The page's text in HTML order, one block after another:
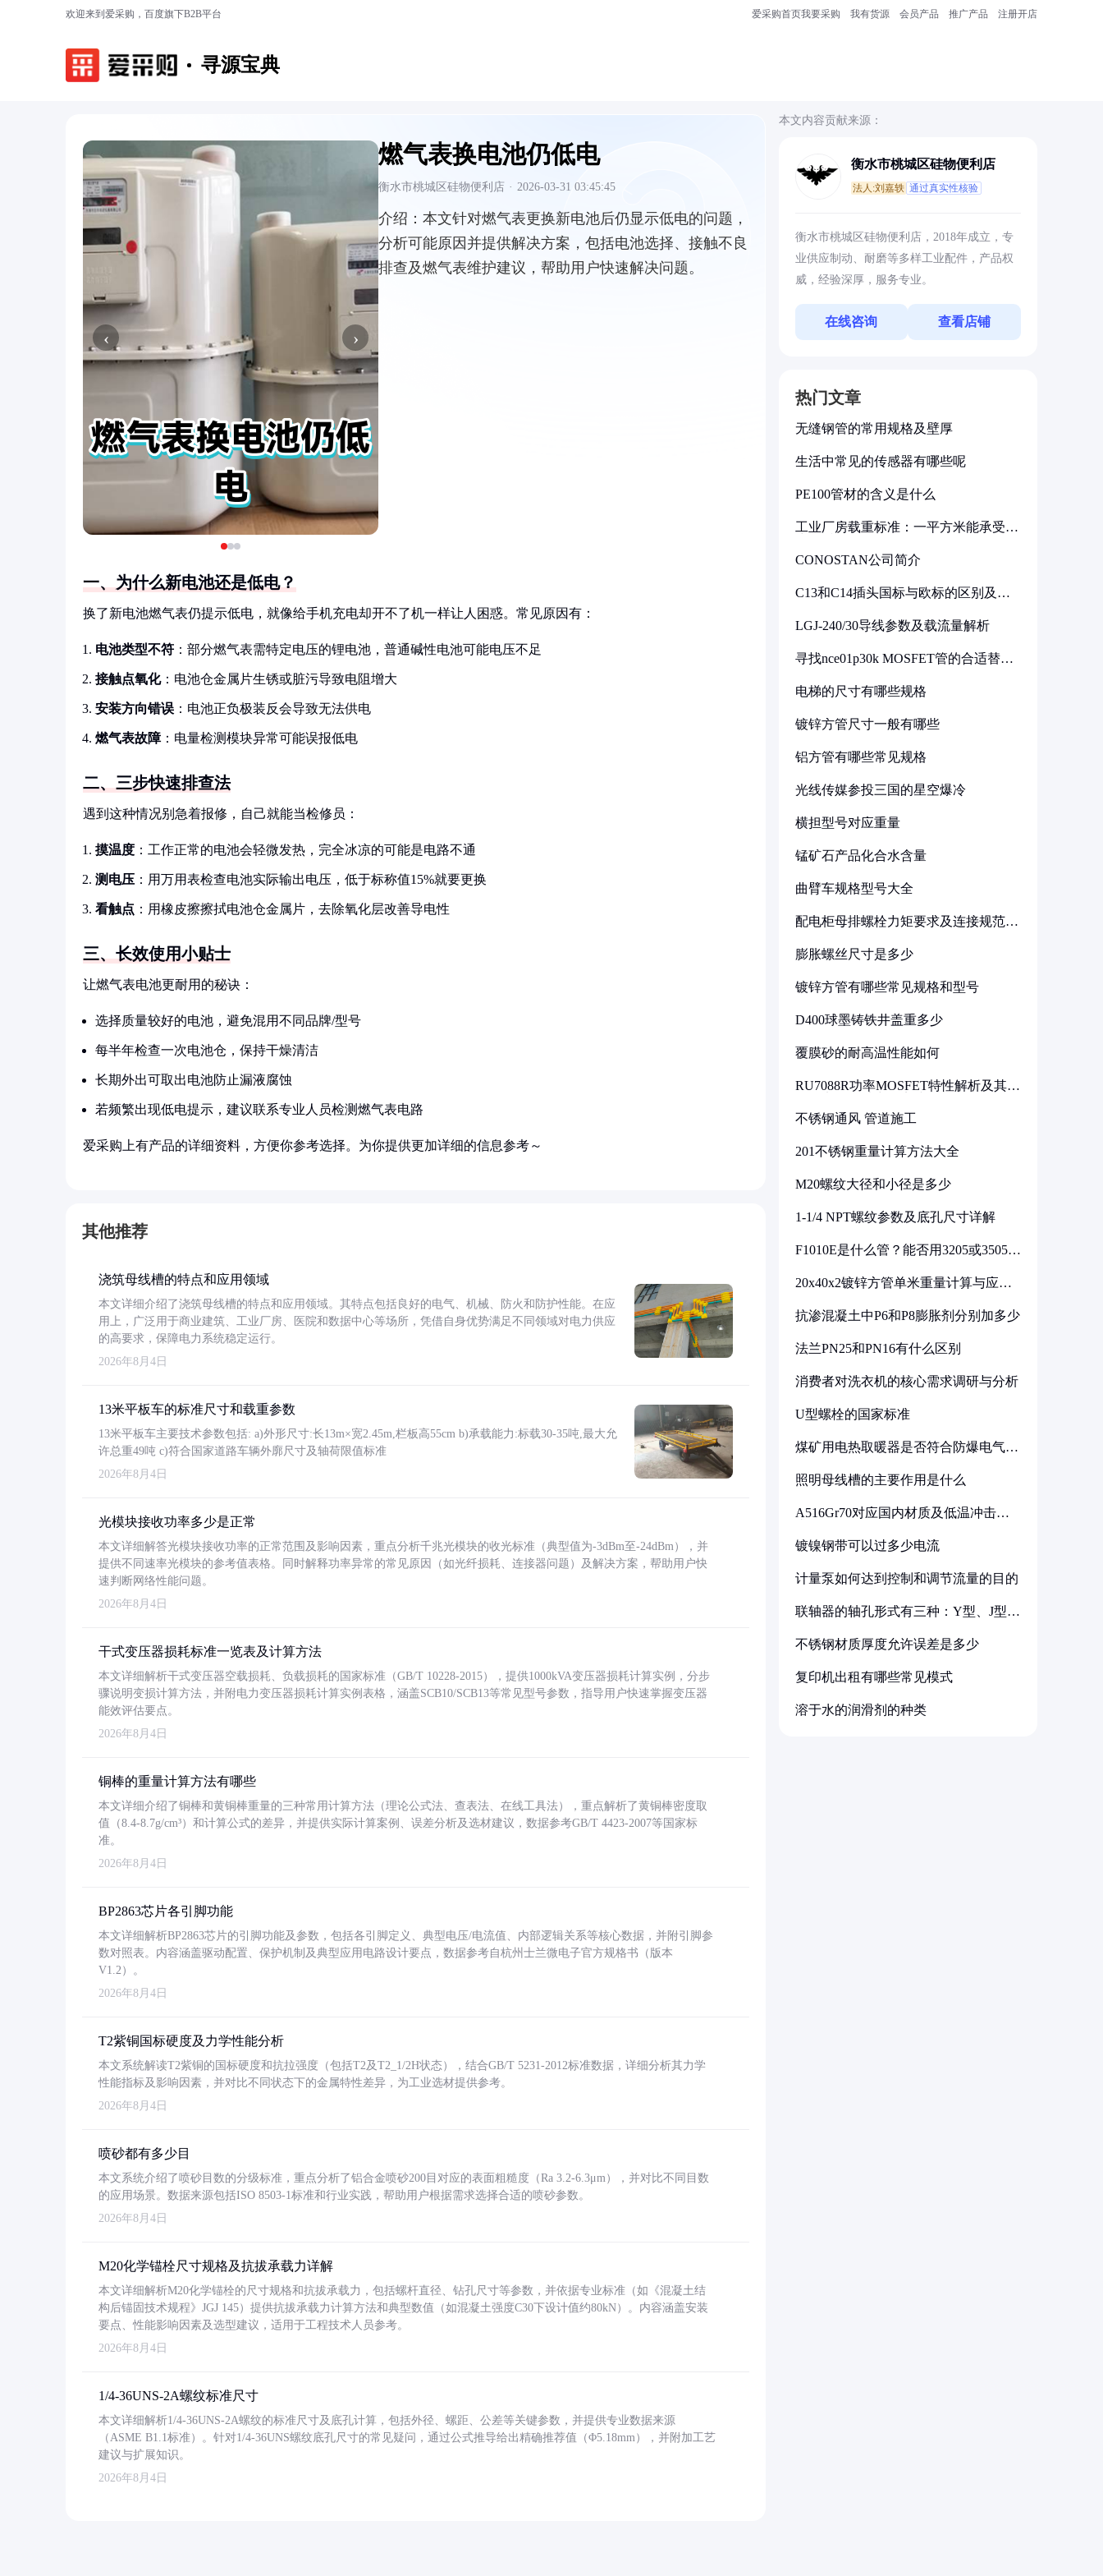
欢迎来到爱采购，百度旗下B2B平台 爱采购首页我要采购 我有货源 会员产品 推广产品 注册开店
寻源宝典
‹ ›
燃气表换电池仍低电
衡水市桃城区硅物便利店 · 2026-03-31 03:45:45
介绍： 本文针对燃气表更换新电池后仍显示低电的问题，
分析可能原因并提供解决方案，包括电池选择、接触不良
排查及燃气表维护建议，帮助用户快速解决问题。
一、为什么新电池还是低电？
换了新电池燃气表仍提示低电，就像给手机充电却开不了机一样让人困惑。常见原因有：
电池类型不符 ：部分燃气表需特定电压的锂电池，普通碱性电池可能电压不足
接触点氧化：电池仓金属片生锈或脏污导致电阻增大
安装方向错误 ：电池正负极装反会导致无法供电
燃气表故障：电量检测模块异常可能误报低电
二、三步快速排查法
遇到这种情况别急着报修，自己就能当检修员：
摸温度 ：工作正常的电池会轻微发热，完全冰凉的可能是电路不通
测电压 ：用万用表检查电池实际输出电压，低于标称值15%就要更换
看触点 ：用橡皮擦擦拭电池仓金属片，去除氧化层改善导电性
三、长效使用小贴士
让燃气表电池更耐用的秘诀：
选择质量较好的电池，避免混用不同品牌/型号
每半年检查一次电池仓，保持干燥清洁
长期外出可取出电池防止漏液腐蚀
若频繁出现低电提示，建议联系专业人员检测燃气表电路
爱采购上有产品的详细资料，方便你参考选择。为你提供更加详细的信息参考～
其他推荐
浇筑母线槽的特点和应用领域
本文详细介绍了浇筑母线槽的特点和应用领域。其特点包括良好的电气、机械、防火和防护性能。在应
用上，广泛用于商业建筑、工业厂房、医院和数据中心等场所，凭借自身优势满足不同领域对电力供应
的高要求，保障电力系统稳定运行。
2026年8月4日
13米平板车的标准尺寸和载重参数
13米平板车主要技术参数包括: a)外形尺寸:长13m×宽2.45m,栏板高55cm b)承载能力:标载30-35吨,最大允
许总重49吨 c)符合国家道路车辆外廓尺寸及轴荷限值标准
2026年8月4日
光模块接收功率多少是正常
本文详细解答光模块接收功率的正常范围及影响因素，重点分析千兆光模块的收光标准（典型值为-3dBm至-24dBm），并
提供不同速率光模块的参考值表格。同时解释功率异常的常见原因（如光纤损耗、连接器问题）及解决方案，帮助用户快
速判断网络性能问题。
2026年8月4日
干式变压器损耗标准一览表及计算方法
本文详细解析干式变压器空载损耗、负载损耗的国家标准（GB/T 10228-2015），提供1000kVA变压器损耗计算实例，分步
骤说明变损计算方法，并附电力变压器损耗计算实例表格，涵盖SCB10/SCB13等常见型号参数，指导用户快速掌握变压器
能效评估要点。
2026年8月4日
铜棒的重量计算方法有哪些
本文详细介绍了铜棒和黄铜棒重量的三种常用计算方法（理论公式法、查表法、在线工具法），重点解析了黄铜棒密度取
值（8.4-8.7g/cm³）和计算公式的差异，并提供实际计算案例、误差分析及选材建议，数据参考GB/T 4423-2007等国家标
准。
2026年8月4日
BP2863芯片各引脚功能
本文详细解析BP2863芯片的引脚功能及参数，包括各引脚定义、典型电压/电流值、内部逻辑关系等核心数据，并附引脚参
数对照表。内容涵盖驱动配置、保护机制及典型应用电路设计要点，数据参考自杭州士兰微电子官方规格书（版本
V1.2）。
2026年8月4日
T2紫铜国标硬度及力学性能分析
本文系统解读T2紫铜的国标硬度和抗拉强度（包括T2及T2_1/2H状态），结合GB/T 5231-2012标准数据，详细分析其力学
性能指标及影响因素，并对比不同状态下的金属特性差异，为工业选材提供参考。
2026年8月4日
喷砂都有多少目
本文系统介绍了喷砂目数的分级标准，重点分析了铝合金喷砂200目对应的表面粗糙度（Ra 3.2-6.3μm），并对比不同目数
的应用场景。数据来源包括ISO 8503-1标准和行业实践，帮助用户根据需求选择合适的喷砂参数。
2026年8月4日
M20化学锚栓尺寸规格及抗拔承载力详解
本文详细解析M20化学锚栓的尺寸规格和抗拔承载力，包括螺杆直径、钻孔尺寸等参数，并依据专业标准（如《混凝土结
构后锚固技术规程》JGJ 145）提供抗拔承载力计算方法和典型数值（如混凝土强度C30下设计值约80kN）。内容涵盖安装
要点、性能影响因素及选型建议，适用于工程技术人员参考。
2026年8月4日
1/4-36UNS-2A螺纹标准尺寸
本文详细解析1/4-36UNS-2A螺纹的标准尺寸及底孔计算，包括外径、螺距、公差等关键参数，并提供专业数据来源
（ASME B1.1标准）。针对1/4-36UNS螺纹底孔尺寸的常见疑问，通过公式推导给出精确推荐值（Φ5.18mm），并附加工艺
建议与扩展知识。
2026年8月4日
本文内容贡献来源：
衡水市桃城区硅物便利店
法人:刘嘉轶 通过真实性核验
衡水市桃城区硅物便利店，2018年成立，专
业供应制动、耐磨等多样工业配件，产品权
威，经验深厚，服务专业。
在线咨询 查看店铺
热门文章
无缝钢管的常用规格及壁厚
生活中常见的传感器有哪些呢
PE100管材的含义是什么
工业厂房载重标准：一平方米能承受多
CONOSTAN公司简介
C13和C14插头国标与欧标的区别及其
LGJ-240/30导线参数及载流量解析
寻找nce01p30k MOSFET管的合适替代
电梯的尺寸有哪些规格
镀锌方管尺寸一般有哪些
铝方管有哪些常见规格
光线传媒参投三国的星空爆冷
横担型号对应重量
锰矿石产品化合水含量
曲臂车规格型号大全
配电柜母排螺栓力矩要求及连接规范详
膨胀螺丝尺寸是多少
镀锌方管有哪些常见规格和型号
D400球墨铸铁井盖重多少
覆膜砂的耐高温性能如何
RU7088R功率MOSFET特性解析及其在
不锈钢通风 管道施工
201不锈钢重量计算方法大全
M20螺纹大径和小径是多少
1-1/4 NPT螺纹参数及底孔尺寸详解
F1010E是什么管？能否用3205或3505代
20x40x2镀锌方管单米重量计算与应用
抗渗混凝土中P6和P8膨胀剂分别加多少
法兰PN25和PN16有什么区别
消费者对洗衣机的核心需求调研与分析
U型螺栓的国家标准
煤矿用电热取暖器是否符合防爆电气设
照明母线槽的主要作用是什么
A516Gr70对应国内材质及低温冲击要
镀镍钢带可以过多少电流
计量泵如何达到控制和调节流量的目的
联轴器的轴孔形式有三种：Y型、J型、
不锈钢材质厚度允许误差是多少
复印机出租有哪些常见模式
溶于水的润滑剂的种类